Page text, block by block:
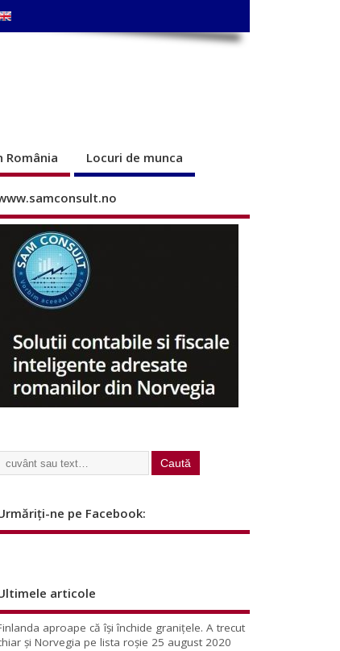
România Locuri de munca
ne pe Facebook:
articole
aproape că își închide granițele. A trecut
și Norvegia pe lista roșie 25 august 2020